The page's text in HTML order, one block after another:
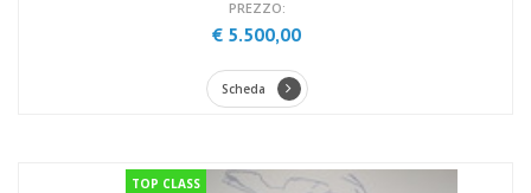
PREZZO:
€ 5.500,00
Scheda
TOP CLASS